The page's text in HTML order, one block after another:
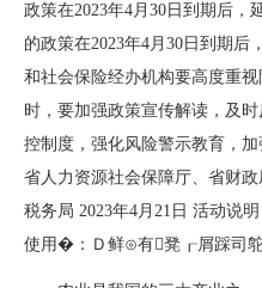
政策在2023年4月30日到期后，
的政策在2023年4月30日到期后，延
和社会保险经办机构要高度重视阶
时，要加强政策宣传解读，及时
控制度，强化风险警示教育，
省人力资源社会保障厅、省财
税务局 2023年4月21日 活动说明
使用�：Ｄ鲜⊙有凳┎屑踩司